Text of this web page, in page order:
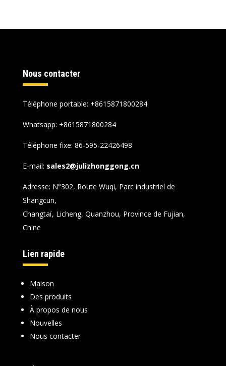
Nous contacter
Téléphone portable: +8615871800284
Whatsapp: +8615871800284
Téléphone fixe: 86-595-22426498
E-mail: sales2@julizhonggong.cn
Adresse: N°302, Route Wuqi, Parc industriel de
Shangcun,
Changtaï, Licheng, Quanzhou, Province de Fujian,
Chine
Lien rapide
Maison
Des produits
À propos de nous
Nouvelles
Nous contacter